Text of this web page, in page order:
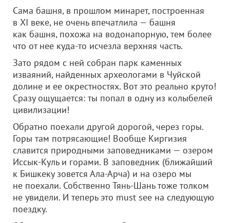
Сама башня, в прошлом минарет, построенная
в XI веке, не очень впечатлила — башня
как башня, похожа на водонапорную, тем более
что от нее куда-то исчезла верхняя часть.
Зато рядом с ней собран парк каменных
изваяний, найденных археологами в Чуйской
долине и ее окрестностях. Вот это реально круто!
Сразу ощущается: ты попал в одну из колыбелей
цивилизации!
Обратно поехали другой дорогой, через горы.
Горы там потрясающие! Вообще Киргизия
славится природными заповедниками — озером
Иссык-Куль и горами. В заповедник (ближайший
к Бишкеку зовется Ала-Арча) и на озеро мы
не поехали. Собственно Тянь-Шань тоже толком
не увидели. И теперь это must see на следующую
поездку.